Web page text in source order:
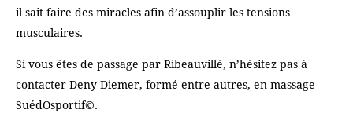
il sait faire des miracles afin d’assouplir les tensions
musculaires.
Si vous êtes de passage par Ribeauvillé, n’hésitez pas à
contacter Deny Diemer, formé entre autres, en massage
SuédOsportif©.